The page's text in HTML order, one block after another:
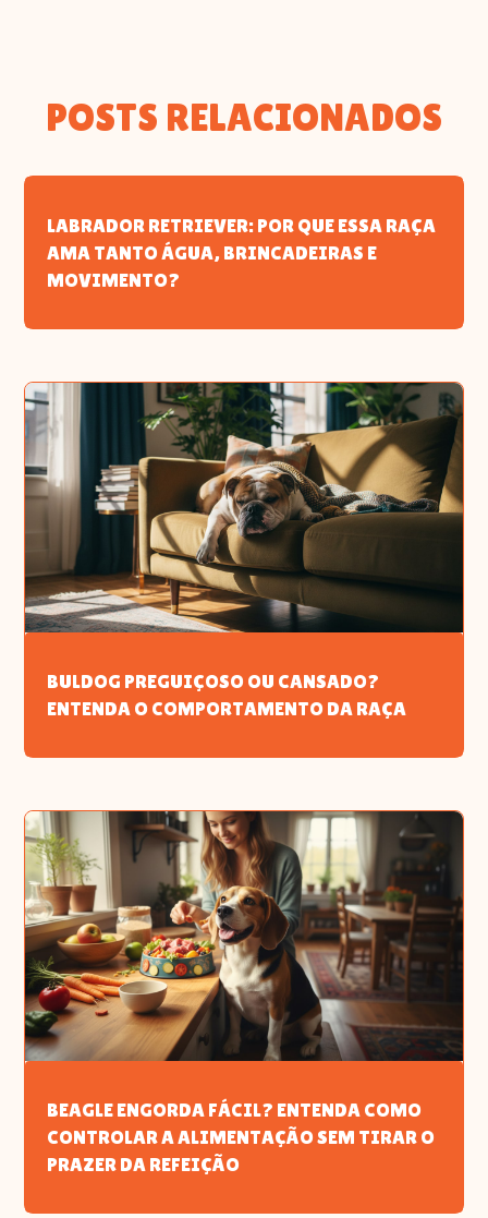
POSTS RELACIONADOS
LABRADOR RETRIEVER: POR QUE ESSA RAÇA
AMA TANTO ÁGUA, BRINCADEIRAS E
MOVIMENTO?
BULDOG PREGUIÇOSO OU CANSADO?
ENTENDA O COMPORTAMENTO DA RAÇA
BEAGLE ENGORDA FÁCIL? ENTENDA COMO
CONTROLAR A ALIMENTAÇÃO SEM TIRAR O
PRAZER DA REFEIÇÃO